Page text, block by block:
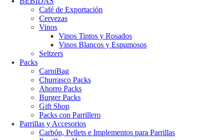
Café de Exportación
Cervezas
Vinos
Vinos Tintos y Rosados
Vinos Blancos y Espumosos
Seltzers
Packs
CarniBag
Churrasco Packs
Ahorro Packs
Burger Packs
Gift Shop
Packs con Parrillero
Parrillas y Accesorios
Carbón, Pellets e Implementos para Parrillas